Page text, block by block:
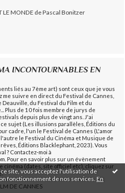
site, vous acceptez l'utilisation de
fonctionnement de nos services. En
LE MONDE de Pascal Bonitzer
INCONTOURNABLES EN
liés au 7ème art) sont ceux que je vous
me suivre en direct du Festival de Cannes,
du Festival du Film et du
Plus de 10 fois membre de jurys de
depuis plus de vingt ans. J'ai
sujet (Les illusions parallèles, Éditions du
cadre, l'un le Festival de Cannes (L'amor
le Festival du Cinéma et Musique de
Éditions Blacklephant, 2023). Vous
? Contactez-moi à
Pour en savoir plus sur un évènement
cinéma (dates, site officiel etc), cliquez sur
DE CANNES